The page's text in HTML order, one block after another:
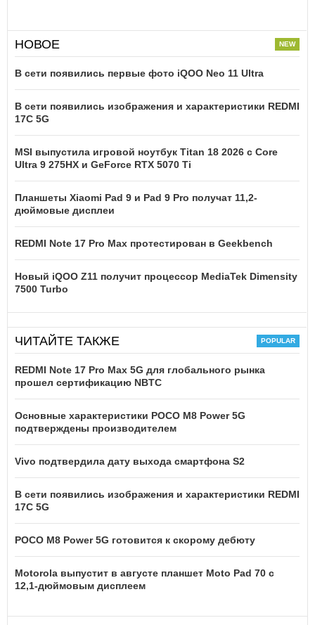
НОВОЕ
В сети появились первые фото iQOO Neo 11 Ultra
В сети появились изображения и характеристики REDMI
17C 5G
MSI выпустила игровой ноутбук Titan 18 2026 с Core
Ultra 9 275HX и GeForce RTX 5070 Ti
Планшеты Xiaomi Pad 9 и Pad 9 Pro получат 11,2-
дюймовые дисплеи
REDMI Note 17 Pro Max протестирован в Geekbench
Новый iQOO Z11 получит процессор MediaTek Dimensity
7500 Turbo
ЧИТАЙТЕ ТАКЖЕ
REDMI Note 17 Pro Max 5G для глобального рынка
прошел сертификацию NBTC
Основные характеристики POCO M8 Power 5G
подтверждены производителем
Vivo подтвердила дату выхода смартфона S2
В сети появились изображения и характеристики REDMI
17C 5G
POCO M8 Power 5G готовится к скорому дебюту
Motorola выпустит в августе планшет Moto Pad 70 с
12,1-дюймовым дисплеем